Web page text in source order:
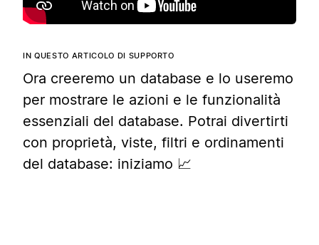
IN QUESTO ARTICOLO DI SUPPORTO
Ora creeremo un database e lo useremo
per mostrare le azioni e le funzionalità
essenziali del database. Potrai divertirti
con proprietà, viste, filtri e ordinamenti
del database: iniziamo 📈